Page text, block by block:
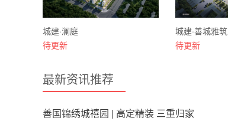
城建·澜庭
待更新
城建·善城雅筑
待更新
最新资讯推荐
善国锦绣城禧园 | 高定精装 三重归家